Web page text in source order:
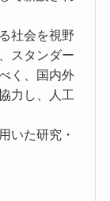
社会を視野
スタンダー
く、国内外
⼒し、人工
いた研究・